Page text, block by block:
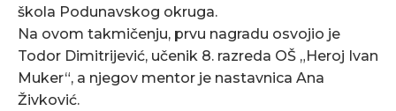
škola Podunavskog okruga.
Na ovom takmičenju, prvu nagradu osvojio je
Todor Dimitrijević, učenik 8. razreda OŠ „Heroj Ivan
Muker“, a njegov mentor je nastavnica Ana
Živković.